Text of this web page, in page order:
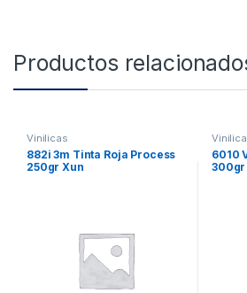
Productos
Vinilicas
882i 3m Tinta Roja Process
250gr Xun
6010
300gr